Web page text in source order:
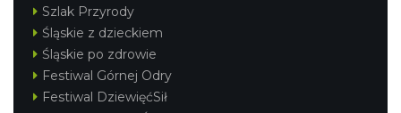
Szlak Przyrody
Śląskie z dzieckiem
Śląskie po zdrowie
Festiwal Górnej Odry
Festiwal DziewięćSił